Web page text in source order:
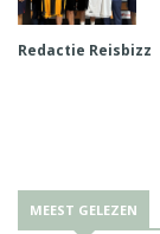
Redactie Reisbizz
MEEST GELEZEN